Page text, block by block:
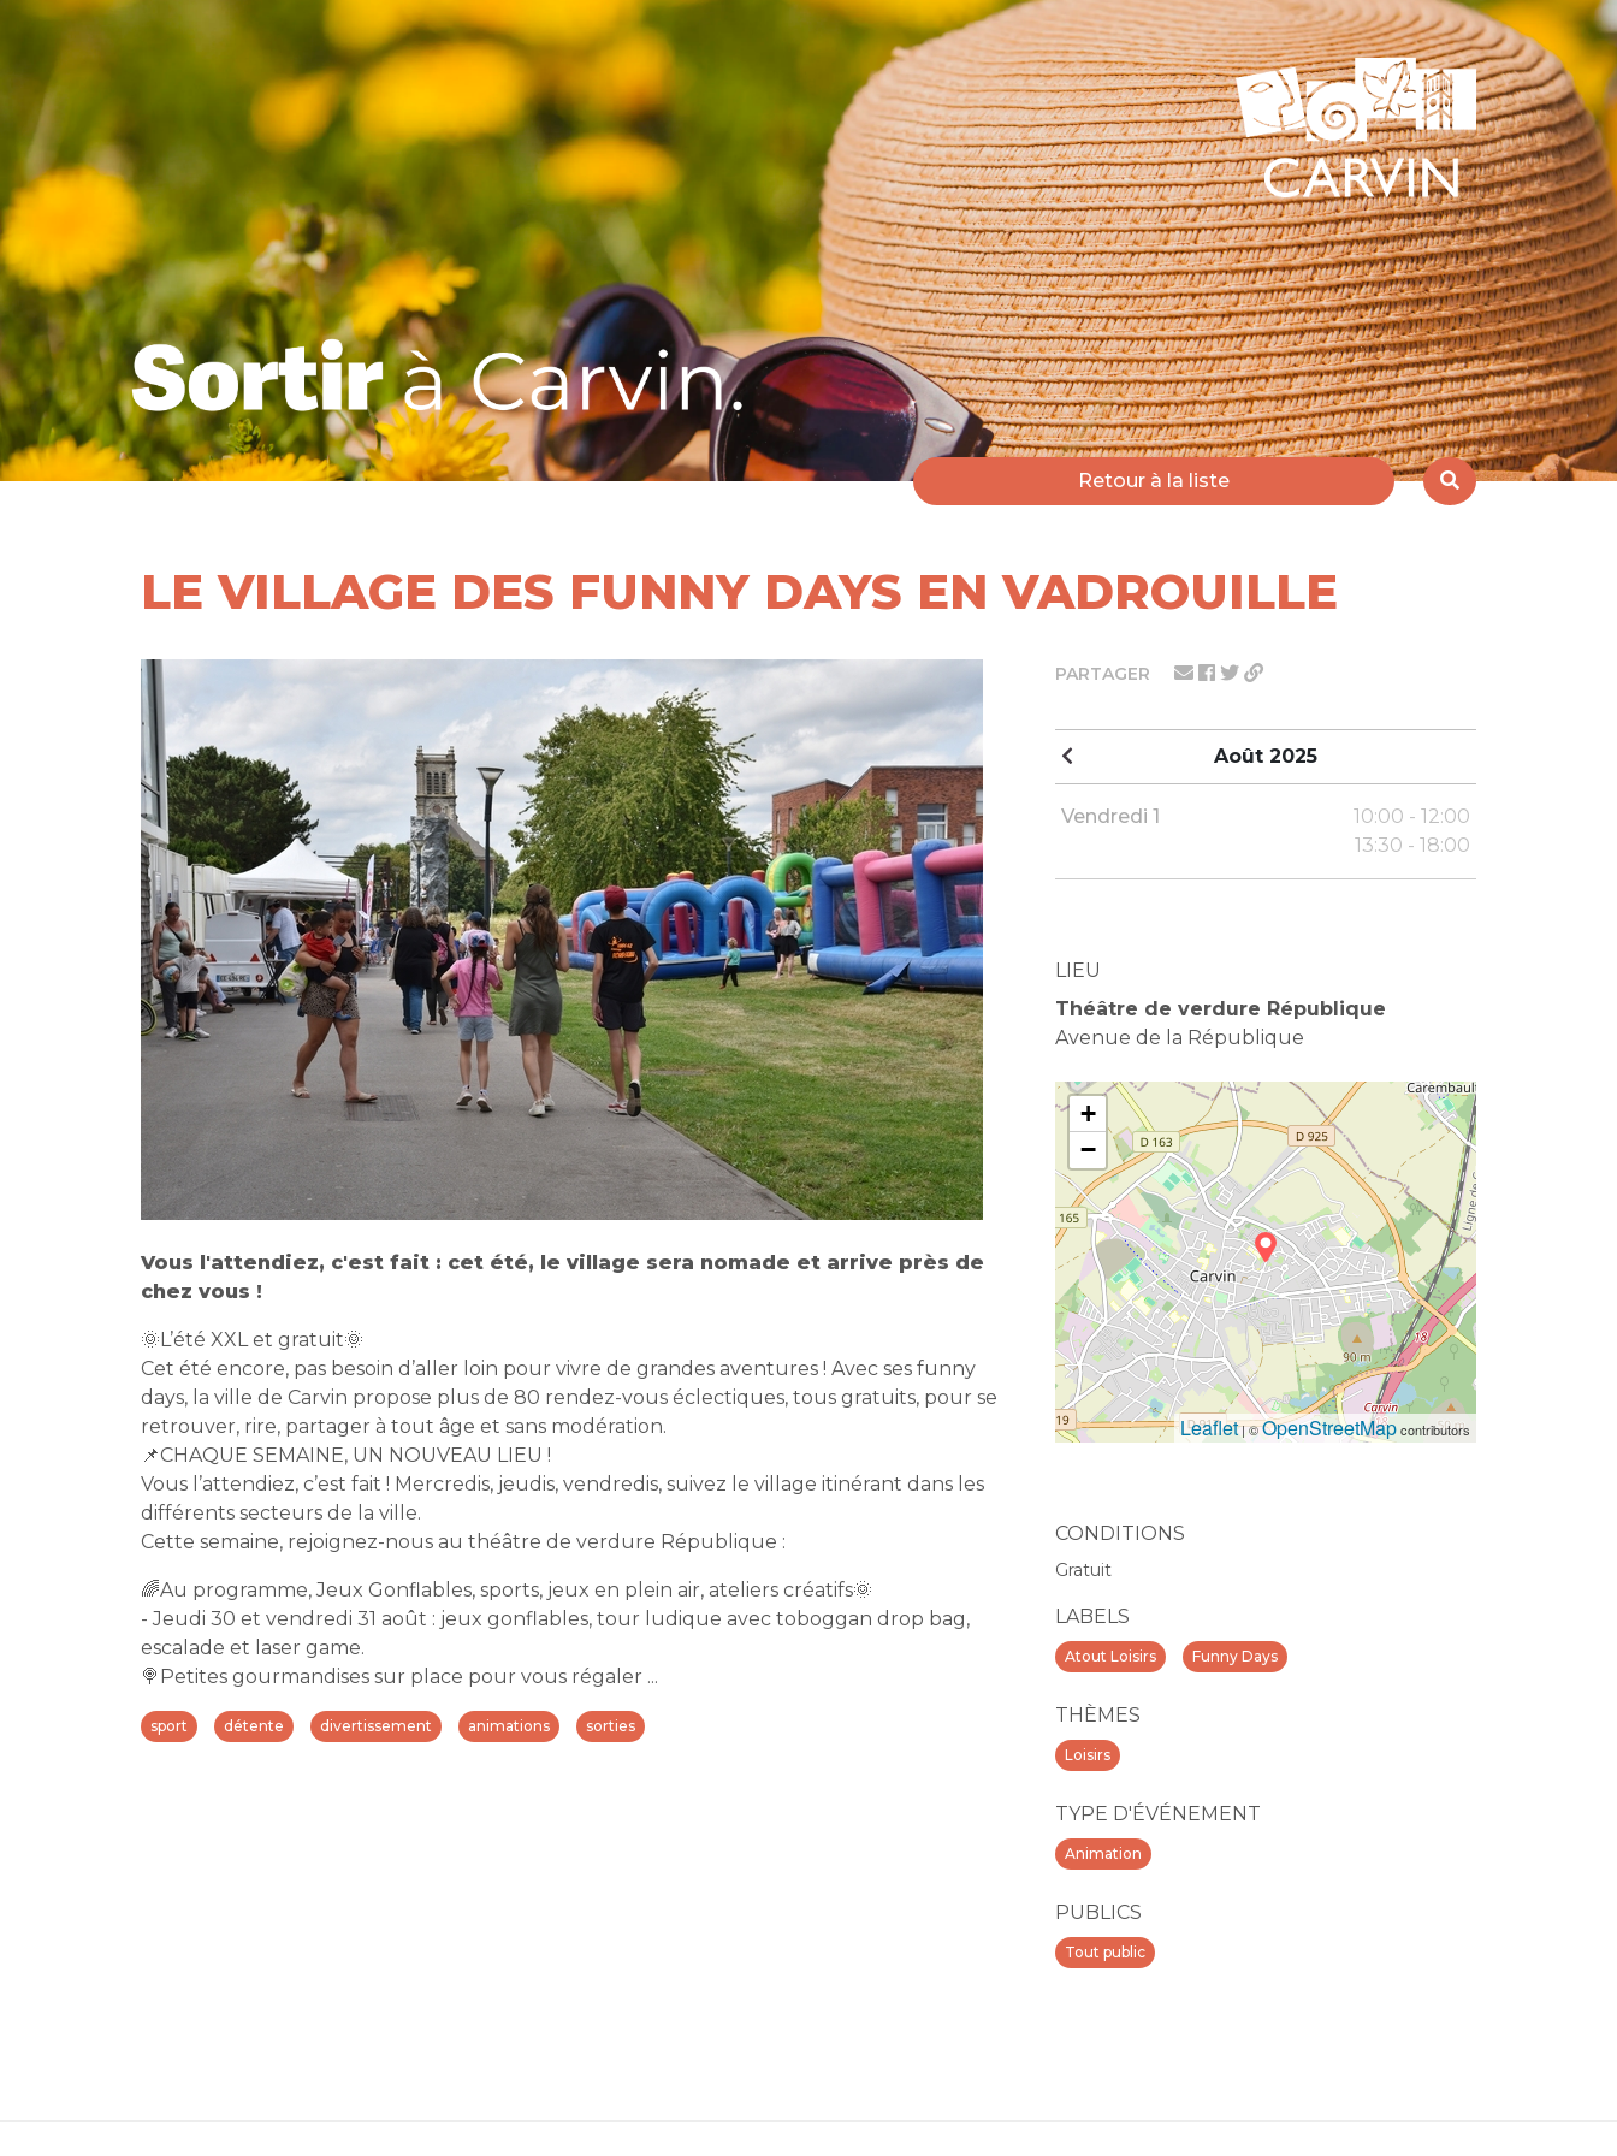
Retour à la liste
PARTAGER
Août 2025
Vendredi 1
10:00 - 12:00
13:30 - 18:00
LIEU
Théâtre de verdure République
Avenue de la République
+
−
Leaflet| ©OpenStreetMapcontributors
CONDITIONS
Gratuit
LABELS
Atout Loisirs Funny Days
THÈMES
Loisirs
TYPE D'ÉVÉNEMENT
Animation
PUBLICS
Tout public
LE VILLAGE DES FUNNY DAYS EN VADROUILLE
Vous l'attendiez, c'est fait : cet été, le village sera nomade et arrive près de
chez vous !
🌞L’été XXL et gratuit🌞
Cet été encore, pas besoin d’aller loin pour vivre de grandes aventures ! Avec ses funny
days, la ville de Carvin propose plus de 80 rendez-vous éclectiques, tous gratuits, pour se
retrouver, rire, partager à tout âge et sans modération.
📌CHAQUE SEMAINE, UN NOUVEAU LIEU !
Vous l’attendiez, c’est fait ! Mercredis, jeudis, vendredis, suivez le village itinérant dans les
différents secteurs de la ville.
Cette semaine, rejoignez-nous au théâtre de verdure République :
🌈Au programme, Jeux Gonflables, sports, jeux en plein air, ateliers créatifs🌞
- Jeudi 30 et vendredi 31 août : jeux gonflables, tour ludique avec toboggan drop bag,
escalade et laser game.
🍭Petites gourmandises sur place pour vous régaler ...
sport détente divertissement animations sorties